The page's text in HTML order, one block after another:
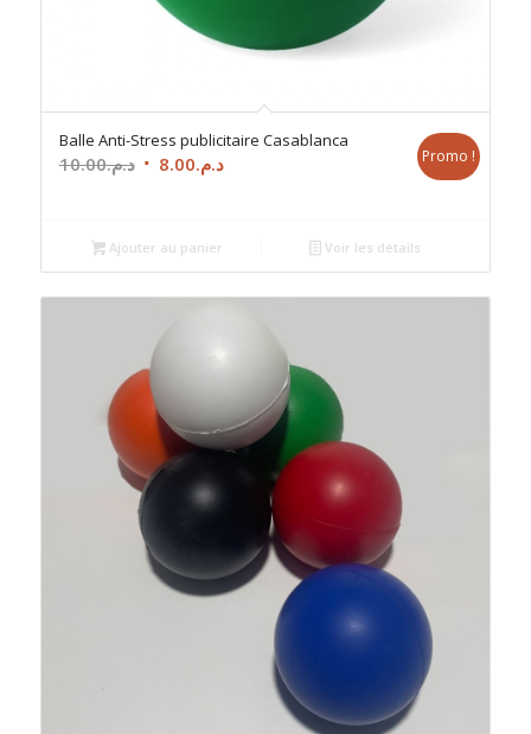
Balle Anti-Stress publicitaire Casablanca
د.م.10.00
Le
était :
د.م.10.00.
د.م.8.00
Le
د.م.8.00.
Promo !
Ajouter au panier Voir les détails